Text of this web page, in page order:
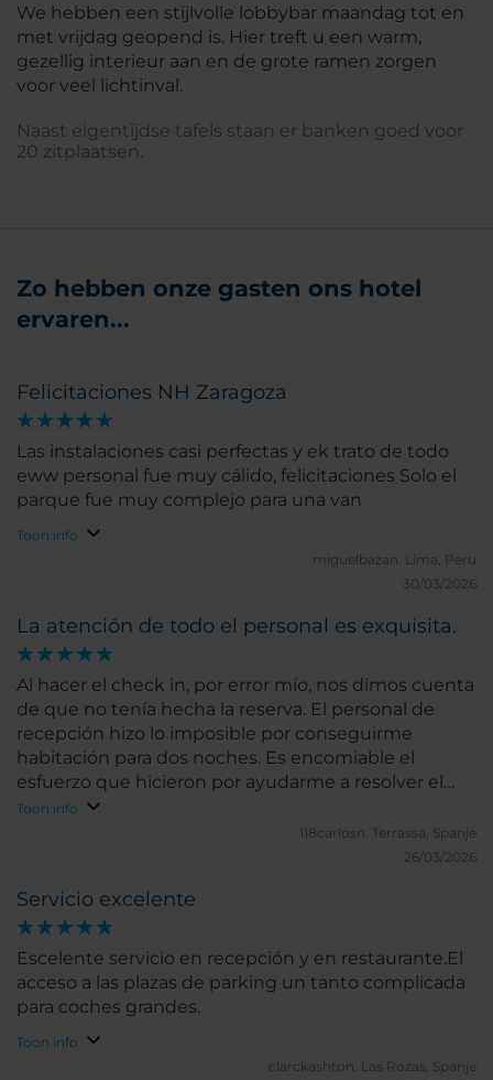
We hebben een stijlvolle lobbybar maandag tot en
met vrijdag geopend is. Hier treft u een warm,
gezellig interieur aan en de grote ramen zorgen
voor veel lichtinval.
Naast eigentijdse tafels staan er banken goed voor
20 zitplaatsen.
Zo hebben onze gasten ons hotel
ervaren...
Felicitaciones NH Zaragoza
Las instalaciones casi perfectas y ek trato de todo
eww personal fue muy cálido, felicitaciones Solo el
parque fue muy complejo para una van
Toon info
miguelbazan.
Lima, Peru
30/03/2026
La atención de todo el personal es exquisita.
Al hacer el check in, por error mío, nos dimos cuenta
de que no tenía hecha la reserva. El personal de
recepción hizo lo imposible por conseguirme
habitación para dos noches. Es encomiable el
esfuerzo que hicieron por ayudarme a resolver el
problema. Da gusto venir a un hotel que cuida sus
Toon info
118carlosn.
Terrassa, Spanje
26/03/2026
Servicio excelente
Escelente servicio en recepción y en restaurante.El
acceso a las plazas de parking un tanto complicada
para coches grandes.
Toon info
clarckashton.
Las Rozas, Spanje